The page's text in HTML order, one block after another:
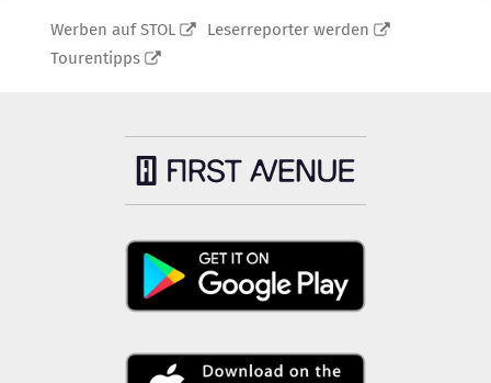
Werben auf STOL
Leserreporter werden
Tourentipps